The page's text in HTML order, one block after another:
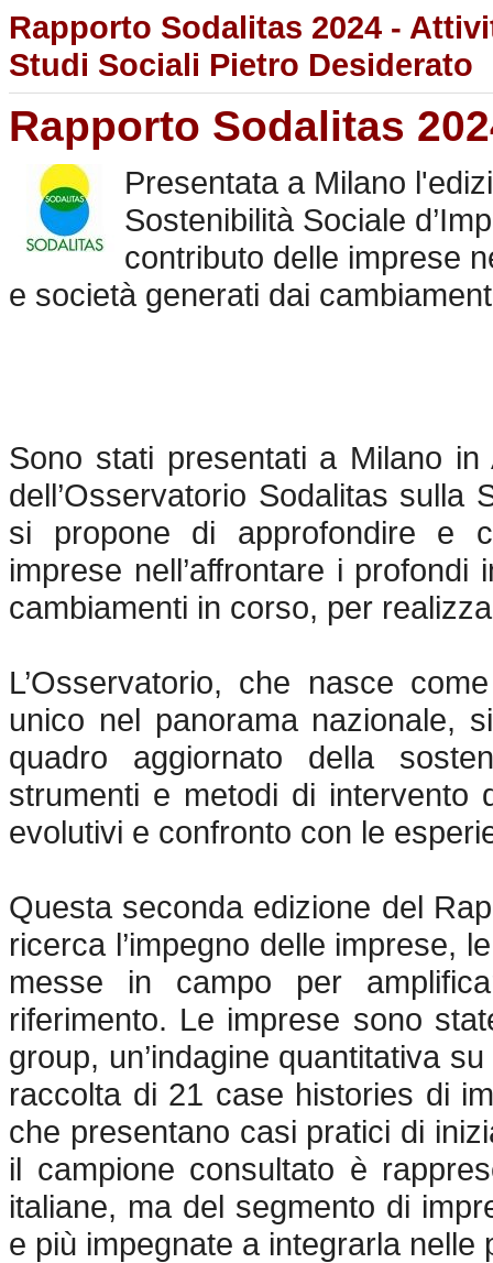
Rapporto Sodalitas 2024 -
Studi Sociali Pietro Desiderato
Rapporto Sodalitas
Presentata a Milano
Sostenibilità Sociale
contributo delle imprese
e società generati dai
Sono stati presentati a Milano
dell’Osservatorio Sodalitas sulla
si propone di approfondire e
imprese nell’affrontare i
cambiamenti in corso, per
L’Osservatorio, che nasce
unico nel panorama nazionale,
quadro aggiornato della
strumenti e metodi di intervento
evolutivi e confronto con le
Questa seconda edizione del
ricerca l’impegno delle imprese,
messe in campo per
riferimento. Le imprese sono
group, un’indagine quantitativa
raccolta di 21 case histories di
che presentano casi pratici di
il campione consultato è
italiane, ma del segmento di
e più impegnate a integrarla